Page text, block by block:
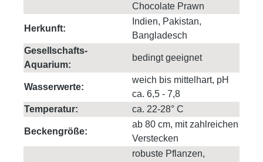
Chocolate Prawn
Herkunft:
Indien, Pakistan,
Bangladesch
Gesellschafts-
Aquarium:
bedingt geeignet
Wasserwerte:
weich bis mittelhart, pH
ca. 6,5 - 7,8
Temperatur:
ca. 22-28° C
Beckengröße:
ab 80 cm, mit zahlreichen
Verstecken
robuste Pflanzen,